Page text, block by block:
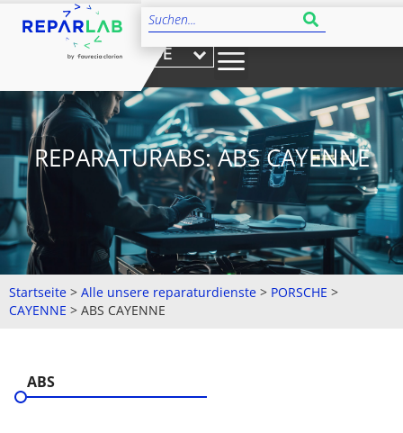
DE
REPARATURABS: ABS CAYENNE
Startseite > Alle unsere reparaturdienste > PORSCHE >
CAYENNE > ABS CAYENNE
ABS